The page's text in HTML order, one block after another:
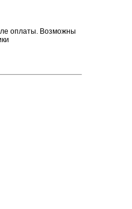
оплаты. Возможны